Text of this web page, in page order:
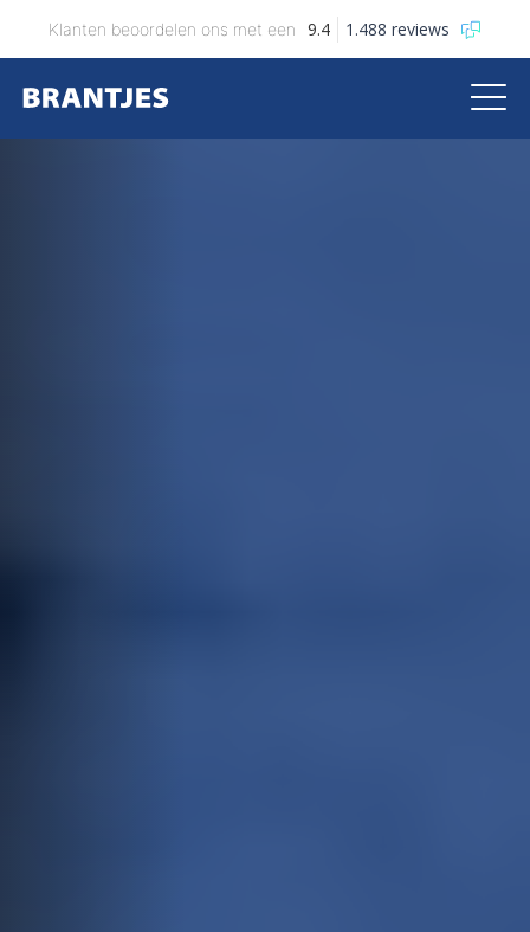
Klanten beoordelen ons met een 9.4 1.488 reviews